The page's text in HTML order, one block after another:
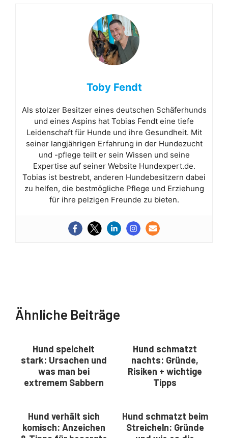
Toby Fendt
Als stolzer Besitzer eines deutschen Schäferhunds
und eines Aspins hat Tobias Fendt eine tiefe
Leidenschaft für Hunde und ihre Gesundheit. Mit
seiner langjährigen Erfahrung in der Hundezucht
und -pflege teilt er sein Wissen und seine
Expertise auf seiner Website Hundexpert.de.
Tobias ist bestrebt, anderen Hundebesitzern dabei
zu helfen, die bestmögliche Pflege und Erziehung
für ihre pelzigen Freunde zu bieten.
Ähnliche Beiträge
Hund speichelt
stark: Ursachen und
was man bei
extremem Sabbern
Hund schmatzt
nachts: Gründe,
Risiken + wichtige
Tipps
Hund verhält sich
komisch: Anzeichen
Hund schmatzt beim
Streicheln: Gründe